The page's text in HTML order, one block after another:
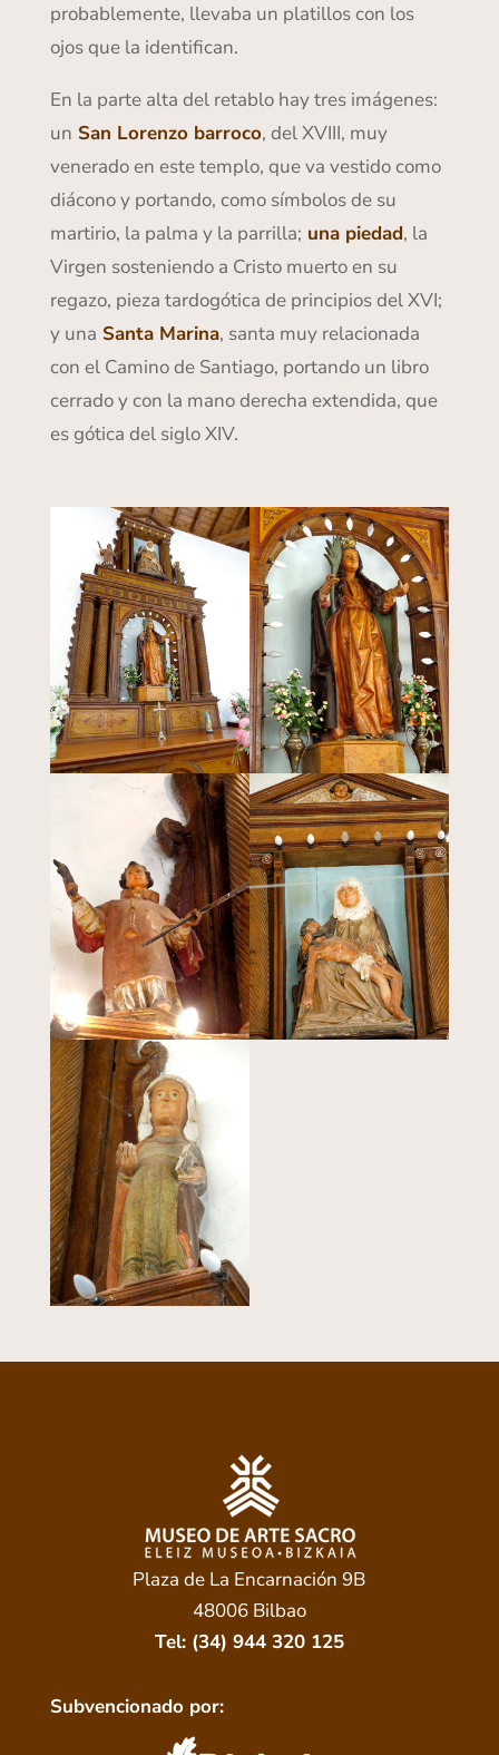
probablemente, llevaba un platillos con los
ojos que la identifican.
En la parte alta del retablo hay tres imágenes:
un San Lorenzo barroco, del XVIII, muy
venerado en este templo, que va vestido como
diácono y portando, como símbolos de su
martirio, la palma y la parrilla; una piedad, la
Virgen sosteniendo a Cristo muerto en su
regazo, pieza tardogótica de principios del XVI;
y una Santa Marina, santa muy relacionada
con el Camino de Santiago, portando un libro
cerrado y con la mano derecha extendida, que
es gótica del siglo XIV.
Plaza de La Encarnación 9B
48006 Bilbao
Tel: (34) 944 320 125
Subvencionado por: